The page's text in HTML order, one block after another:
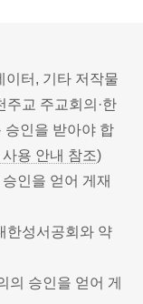
이터, 기타 저작물
주교 주교회의·한
승인을 받아야 합
용 안내 참조)
인을 얻어 게재
한성서공회와 약
의 승인을 얻어 게